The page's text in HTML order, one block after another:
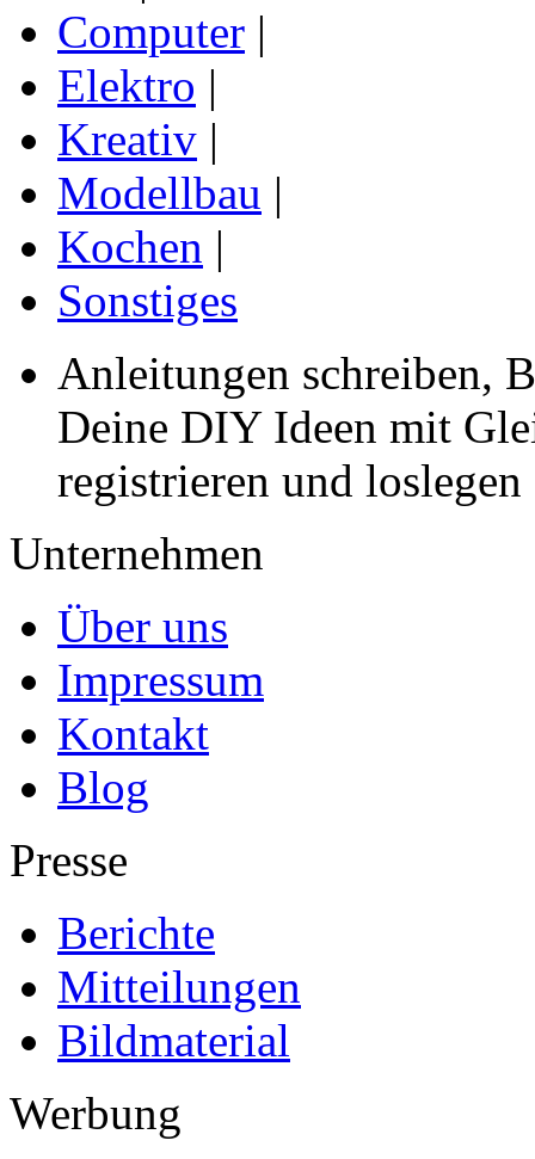
Computer |
Elektro |
Kreativ |
Modellbau |
Kochen |
Sonstiges
Anleitungen schreiben,
Deine DIY Ideen mit
registrieren und loslegen
Unternehmen
Über uns
Impressum
Kontakt
Blog
Presse
Berichte
Mitteilungen
Bildmaterial
Werbung